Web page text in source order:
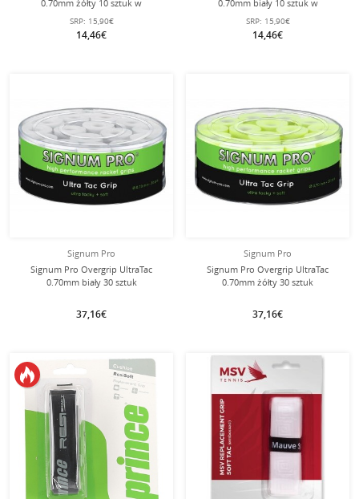
0.70mm żółty 10 sztuk w
opakowaniu
SRP: 15,90€
14,46€
0.70mm biały 10 sztuk w
opakowaniu
SRP: 15,90€
14,46€
Signum Pro
Signum Pro Overgrip UltraTac
0.70mm biały 30 sztuk
37,16€
Signum Pro
Signum Pro Overgrip UltraTac
0.70mm żółty 30 sztuk
37,16€